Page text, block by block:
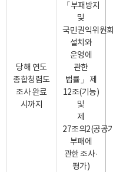
당해 연도
종합청렴도
조사 완료
시까지
「부패방지
및
국민권익위원
설치와
운영에
관한
법률」 제
12조(기능)
및
제
27조의2(공공
부패에
관한 조사·
평가)